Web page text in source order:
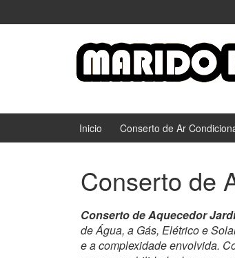
Inicio Conserto de Ar
Conserto de
Conserto de Aquecedor
de Água, a Gás, Elétrico e
e a complexidade envolvida.